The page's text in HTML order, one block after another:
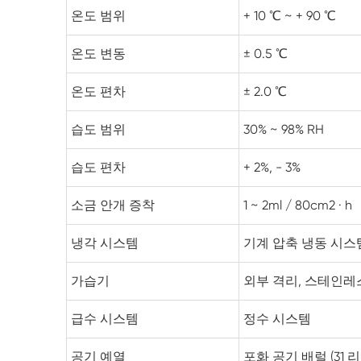
온도 범위 + 10 ℃ ~ + 90 ℃
온도 변동 ± 0.5 ℃
온도 편차 ± 2.0 ℃
습도 범위 30% ~ 98% RH
습도 편차 + 2%, - 3%
소금 안개 증착 1 ~ 2ml / 80cm2 · h
냉각 시스템 기계 압축 냉동 시스
가습기 외부 격리, 스테인레
급수 시스템 정수 시스템
공기 예열 포화 공기 배럴 (31